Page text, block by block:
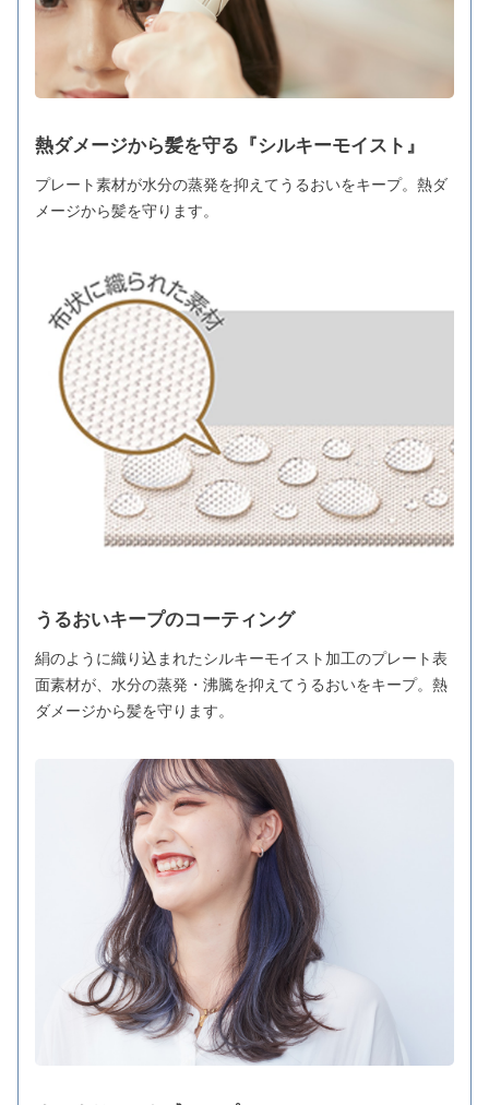
熱ダメージから髪を守る『シルキーモイスト』
プレート素材が水分の蒸発を抑えてうるおいをキープ。熱ダ
メージから髪を守ります。
うるおいキープのコーティング
絹のように織り込まれたシルキーモイスト加工のプレート表
面素材が、水分の蒸発・沸騰を抑えてうるおいをキープ。熱
ダメージから髪を守ります。